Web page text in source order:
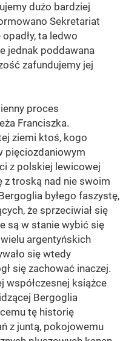
dużo bardziej
Sekretariat
ta ledwo
jednak poddawana
zafundujemy jej
proces
Franciszka.
ziemi ktoś, kogo
pięciozdaniowym
z polskiej lewicowej
z troską nad nie swoim
byłego faszystę,
że sprzeciwiał się
są w stanie wybić się
argentyńskich
się wtedy
się zachować inaczej.
współczesnej książce
Bergoglia
tę historię
z juntą, pokojowemu